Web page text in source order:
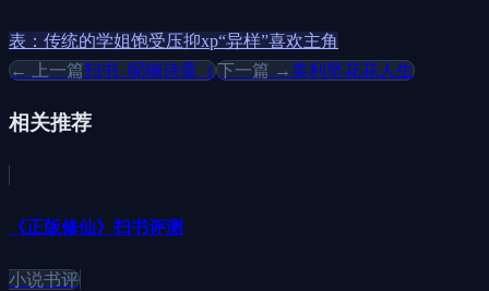
表：传统的学姐饱受压抑xp“异样”喜欢主角
← 上一篇扫书_呢喃诗章（下一篇 → 美利坚花花人生
相关推荐
《正版修仙》扫书评测
小说书评